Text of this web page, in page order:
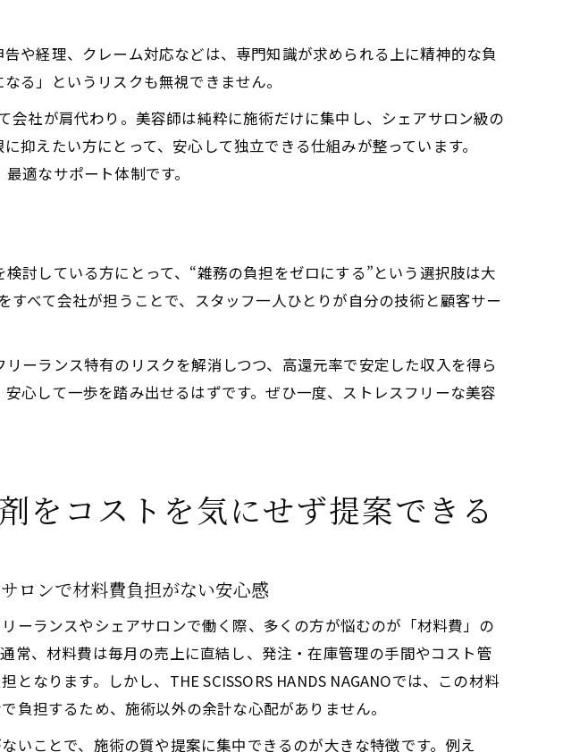
や経理、クレーム対応などは、専門知識が求められる上に精神的な負
る」というリスクも無視できません。
会社が肩代わり。美容師は純粋に施術だけに集中し、シェアサロン級の
えたい方にとって、安心して独立できる仕組みが整っています。
適なサポート体制です。
討している方にとって、“雑務の負担をゼロにする”という選択肢は大
すべて会社が担うことで、スタッフ一人ひとりが自分の技術と顧客サー
ーランス特有のリスクを解消しつつ、高還元率で安定した収入を得ら
心して一歩を踏み出せるはずです。ぜひ一度、ストレスフリーな美容
をコストを気にせず提案できる
ロンで材料費負担がない安心感
ーランスやシェアサロンで働く際、多くの方が悩むのが「材料費」の
常、材料費は毎月の売上に直結し、発注・在庫管理の手間やコスト管
となります。しかし、THE SCISSORS HANDS NAGANOでは、この材料
負担するため、施術以外の余計な心配がありません。
いことで、施術の質や提案に集中できるのが大きな特徴です。例え